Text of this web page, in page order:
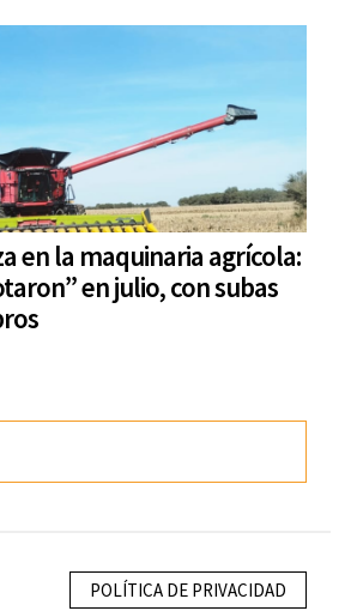
en la maquinaria agrícola:
en julio, con subas
POLÍTICA DE PRIVACIDAD